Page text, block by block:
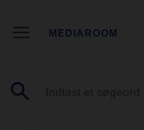
MEDIAROOM